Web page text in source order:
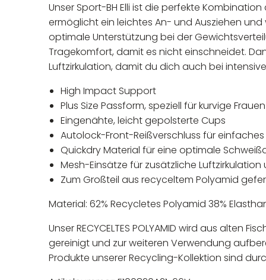
Unser Sport-BH Elli ist die perfekte
ermöglicht ein leichtes An- und Ausziehen
optimale Unterstützung bei der
Tragekomfort, damit es nicht einschneidet.
Luftzirkulation, damit du dich auch bei
High Impact Support
Plus Size Passform, speziell für kurvige Frauen
Eingenähte, leicht gepolsterte Cups
Autolock-Front-Reißverschluss für
Quickdry Material für eine optimale
Mesh-Einsätze für zusätzliche
Zum Großteil aus recyceltem Polyamid
Material: 62% Recycletes Polyamid 38%
Unser RECYCELTES POLYAMID wird aus
gereinigt und zur weiteren Verwendung
Produkte unserer Recycling-Kollektion sind